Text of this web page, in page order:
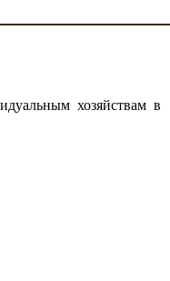
хозяйствам в